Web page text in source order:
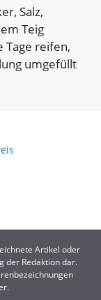
Salz,
Teig
Tage reifen,
umgefüllt
Artikel oder
der Redaktion dar.